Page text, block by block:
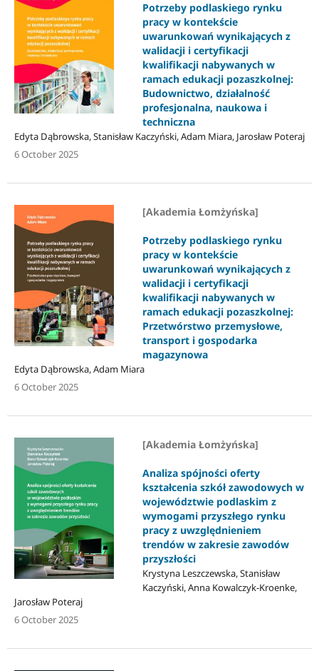
Potrzeby podlaskiego rynku
pracy w kontekście
uwarunkowań wynikających z
walidacji i certyfikacji
kwalifikacji nabywanych w
ramach edukacji pozaszkolnej:
Budownictwo, działalność
profesjonalna, naukowa i
techniczna
Edyta Dąbrowska, Stanisław Kaczyński, Adam Miara, Jarosław Poteraj
6 October 2025
[Akademia Łomżyńska]
Potrzeby podlaskiego rynku
pracy w kontekście
uwarunkowań wynikających z
walidacji i certyfikacji
kwalifikacji nabywanych w
ramach edukacji pozaszkolnej:
Przetwórstwo przemysłowe,
transport i gospodarka
magazynowa
Edyta Dąbrowska, Adam Miara
6 October 2025
[Akademia Łomżyńska]
Analiza spójności oferty
kształcenia szkół zawodowych w
województwie podlaskim z
wymogami przyszłego rynku
pracy z uwzględnieniem
trendów w zakresie zawodów
przyszłości
Krystyna Leszczewska, Stanisław
Kaczyński, Anna Kowalczyk-Kroenke,
Jarosław Poteraj
6 October 2025